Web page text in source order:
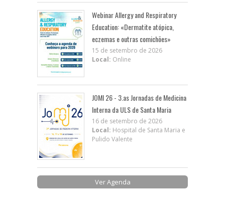
Webinar Allergy and Respiratory
Education: «Dermatite atópica,
eczemas e outras comichões»
15 de setembro de 2026
Local: Online
JOMI 26 - 3.as Jornadas de Medicina
Interna da ULS de Santa Maria
16 de setembro de 2026
Local: Hospital de Santa Maria e
Pulido Valente
Ver Agenda